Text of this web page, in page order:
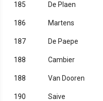
185 De Plaen
186 Martens
187 De Paepe
188 Cambier
188 Van Dooren
190 Saive